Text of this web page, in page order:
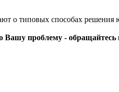
о типовых способах
проблему - обращайтесь